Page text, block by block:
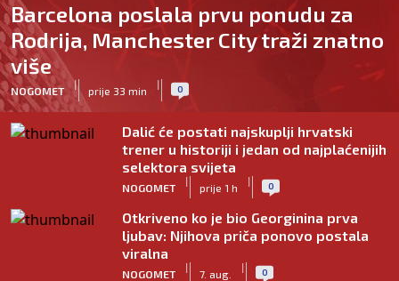
Barcelona poslala prvu ponudu za
Rodrija, Manchester City traži znatno
više
NOGOMET
|
prije 33 min
| 0
Dalić će postati najskuplji hrvatski
trener u historiji i jedan od najplaćenijih
selektora svijeta
NOGOMET
|
prije 1 h
| 0
Otkriveno ko je bio Georginina prva
ljubav: Njihova priča ponovo postala
viralna
NOGOMET
|
7. aug.
| 0